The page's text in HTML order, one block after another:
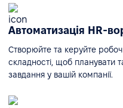
Автоматизація HR-
Створюйте та керуйте
складності, щоб планувати
завдання у вашій компанії.